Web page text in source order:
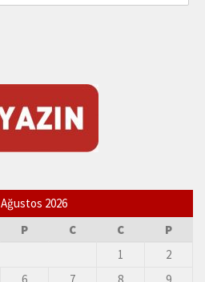
Ağustos 2026
P C C
P
1
2
6 7 8
9